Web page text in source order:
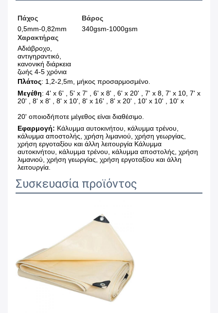
Πάχος
0,5mm-0,82mm
Βάρος
340gsm-1000gsm
Χαρακτήρας
Αδιάβροχο,
αντιγηραντικό,
κανονική διάρκεια
ζωής 4-5 χρόνια
Πλάτος: 1,2-2,5m, μήκος προσαρμοσμένο
Μεγέθη: 4' x 6' , 5' x 7' , 6' x 8' , 6' x 20' , 7' x 8, 7' x 10, 7' x
20' , 8' x 8' , 8' x 10', 8' x 16' , 8' x 20' , 10' x 10' , 10' x
20' οποιοδήποτε μέγεθος είναι διαθέσιμο.
Εφαρμογή: Κάλυμμα αυτοκινήτου, κάλυμμα τρένου,
κάλυμμα αποστολής, χρήση λιμανιού, χρήση γεωργίας,
χρήση εργοταξίου και άλλη λειτουργία Κάλυμμα
αυτοκινήτου, κάλυμμα τρένου, κάλυμμα αποστολής, χρήση
λιμανιού, χρήση γεωργίας, χρήση εργοταξίου και άλλη
λειτουργία.
Συσκευασία προϊόντος